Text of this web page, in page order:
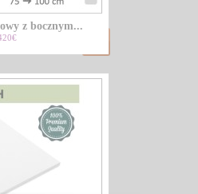
z bocznym...